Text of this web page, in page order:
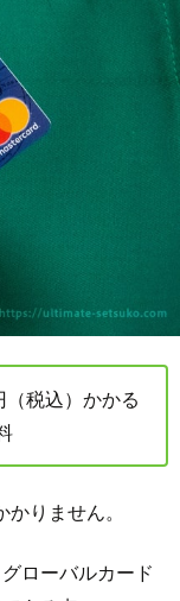
税込）かかる
りません。
ローバルカード